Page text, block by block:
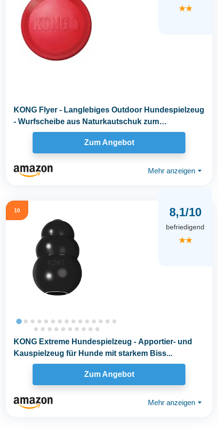
★★
KONG Flyer - Langlebiges Outdoor Hundespielzeug
- Wurfscheibe aus Naturkautschuk zum
Apportieren...
Zum Angebot
Mehr anzeigen ⏷
10 8,1/10
befriedigend
★★
KONG Extreme Hundespielzeug - Apportier- und
Kauspielzeug für Hunde mit starkem Biss...
Zum Angebot
Mehr anzeigen ⏷